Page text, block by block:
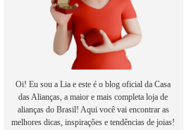
Oi! Eu sou a Lia e este é o blog oficial da Casa
das Alianças, a maior e mais completa loja de
alianças do Brasil! Aqui você vai encontrar as
melhores dicas, inspirações e tendências de joias!